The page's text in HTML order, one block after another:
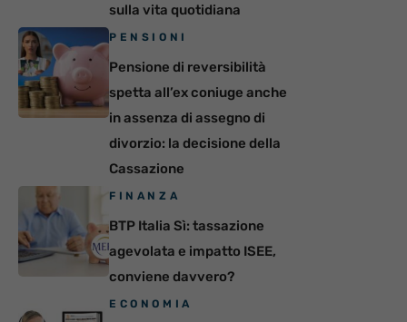
sulla vita quotidiana
PENSIONI
Pensione di reversibilità
spetta all’ex coniuge anche
in assenza di assegno di
divorzio: la decisione della
Cassazione
FINANZA
BTP Italia Sì: tassazione
agevolata e impatto ISEE,
conviene davvero?
ECONOMIA